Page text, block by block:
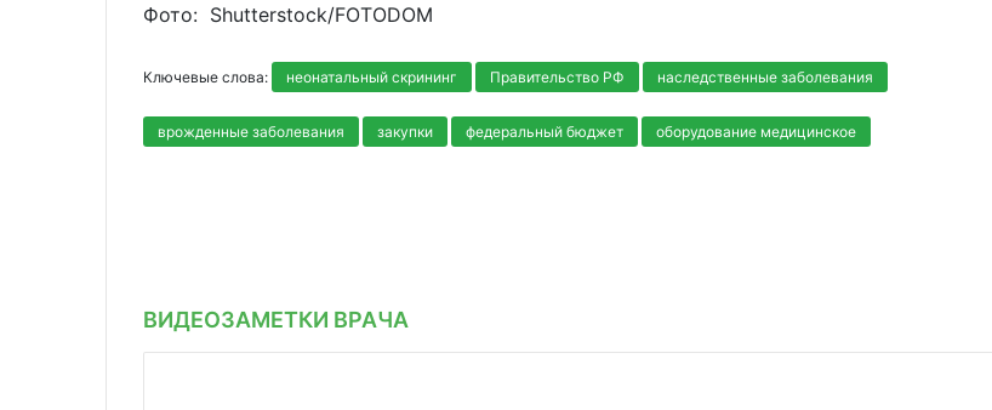
Фото: Shutterstoсk/FOTODOM
Ключевые слова: неонатальный скрининг Правительство РФ наследственные заболевания
врожденные заболевания закупки федеральный бюджет оборудование медицинское
ВИДЕОЗАМЕТКИ ВРАЧА